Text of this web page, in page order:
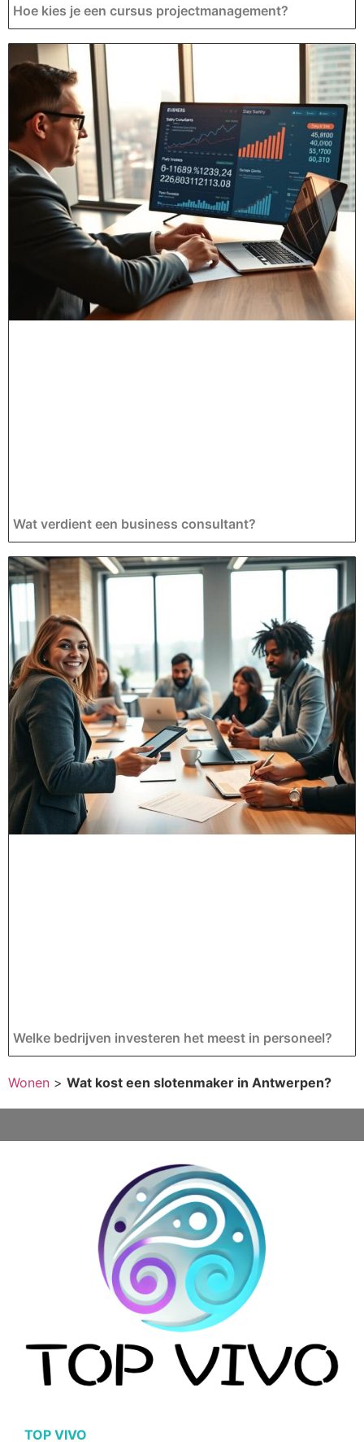
Hoe kies je een cursus projectmanagement?
Wat verdient een business consultant?
Welke bedrijven investeren het meest in personeel?
Wonen > Wat kost een slotenmaker in Antwerpen?
TOP VIVO